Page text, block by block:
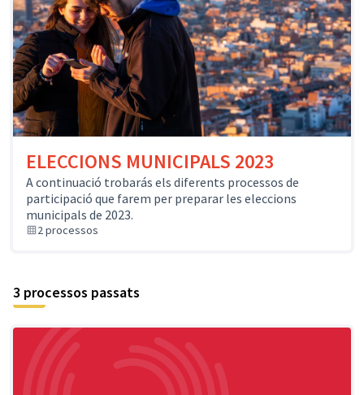
ELECCIONS MUNICIPALS 2023
A continuació trobarás els diferents processos de
participació que farem per preparar les eleccions
municipals de 2023.
2 processos
3 processos passats